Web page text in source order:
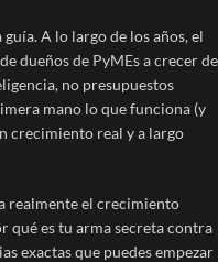
A lo largo de los años, el
dueños de PyMEs a crecer de
no presupuestos
mano lo que funciona (y
crecimiento real y a largo
realmente el crecimiento
qué es tu arma secreta contra
exactas que puedes empezar